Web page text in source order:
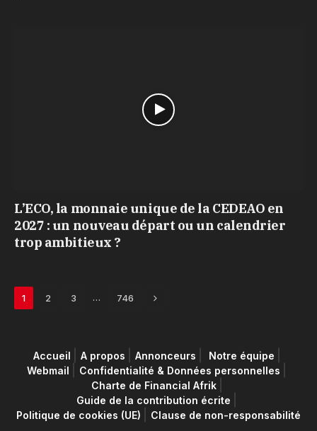
L’ECO, la monnaie unique de la CEDEAO en
2027 : un nouveau départ ou un calendrier
trop ambitieux ?
1 2 3 … 746 Next
Accueil A propos Annonceurs
Notre équipe
Webmail
Confidentialité & Données personnelles
Charte de Financial Afrik
Guide de la contribution écrite
Politique de cookies (UE)
Clause de non-responsabilité